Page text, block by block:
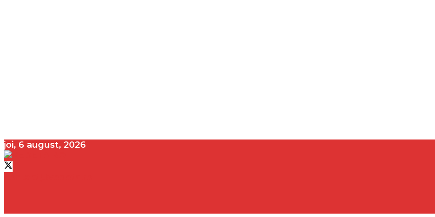
joi, 6 august, 2026